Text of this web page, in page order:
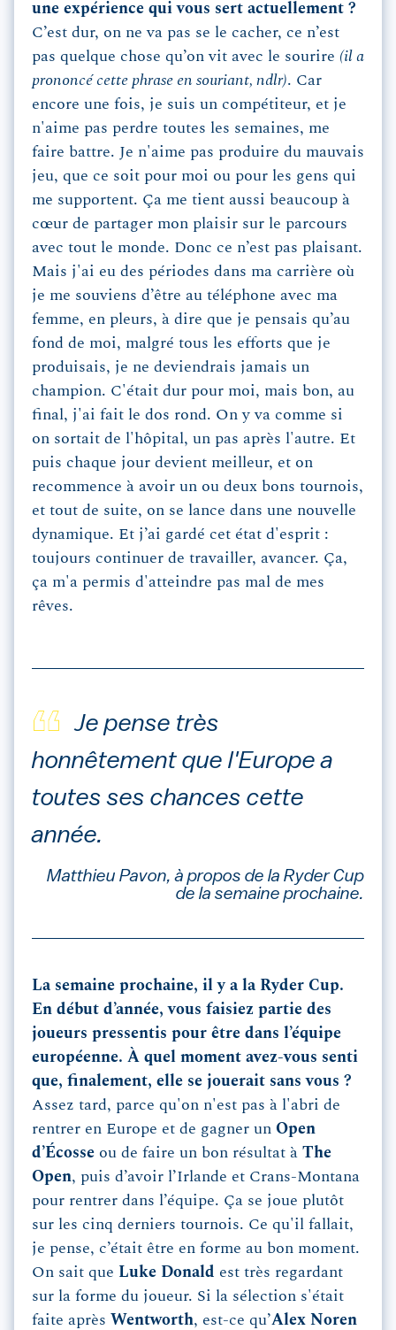
une expérience qui vous sert actuellement ?
C’est dur, on ne va pas se le cacher, ce n’est
pas quelque chose qu’on vit avec le sourire (il a
prononcé cette phrase en souriant, ndlr). Car
encore une fois, je suis un compétiteur, et je
n'aime pas perdre toutes les semaines, me
faire battre. Je n'aime pas produire du mauvais
jeu, que ce soit pour moi ou pour les gens qui
me supportent. Ça me tient aussi beaucoup à
cœur de partager mon plaisir sur le parcours
avec tout le monde. Donc ce n’est pas plaisant.
Mais j'ai eu des périodes dans ma carrière où
je me souviens d’être au téléphone avec ma
femme, en pleurs, à dire que je pensais qu’au
fond de moi, malgré tous les efforts que je
produisais, je ne deviendrais jamais un
champion. C'était dur pour moi, mais bon, au
final, j'ai fait le dos rond. On y va comme si
on sortait de l'hôpital, un pas après l'autre. Et
puis chaque jour devient meilleur, et on
recommence à avoir un ou deux bons tournois,
et tout de suite, on se lance dans une nouvelle
dynamique. Et j’ai gardé cet état d'esprit :
toujours continuer de travailler, avancer. Ça,
ça m'a permis d'atteindre pas mal de mes
rêves.
Je pense très
honnêtement que l'Europe a
toutes ses chances cette
année.
Matthieu Pavon, à propos de la Ryder Cup
de la semaine prochaine.
La semaine prochaine, il y a la Ryder Cup.
En début d’année, vous faisiez partie des
joueurs pressentis pour être dans l’équipe
européenne. À quel moment avez-vous senti
que, finalement, elle se jouerait sans vous ?
Assez tard, parce qu'on n'est pas à l'abri de
rentrer en Europe et de gagner un Open
d’Écosse ou de faire un bon résultat à The
Open, puis d’avoir l’Irlande et Crans-Montana
pour rentrer dans l’équipe. Ça se joue plutôt
sur les cinq derniers tournois. Ce qu'il fallait,
je pense, c’était être en forme au bon moment.
On sait que Luke Donald est très regardant
sur la forme du joueur. Si la sélection s'était
faite après Wentworth, est-ce qu’Alex Noren